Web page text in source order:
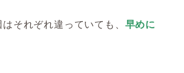
それぞれ違っていても、 早めに